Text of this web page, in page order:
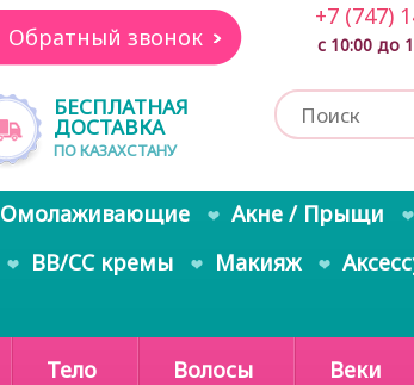
Обратный звонок
БЕСПЛАТНАЯ
ДОСТАВКА
ПО КАЗАХСТАНУ
+7 (747)
с 10:00 до
Омолаживающие Акне / Прыщи
BB/CC кремы Макияж
Тело Волосы Веки